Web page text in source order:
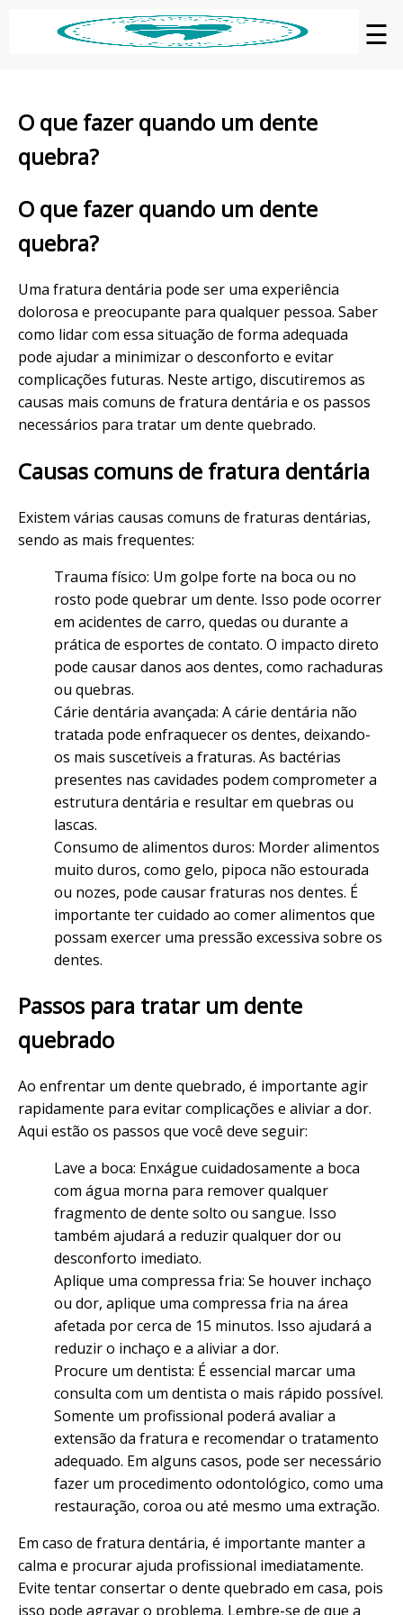
☰
O que fazer quando um dente
quebra?
O que fazer quando um dente
quebra?
Uma fratura dentária pode ser uma experiência
dolorosa e preocupante para qualquer pessoa. Saber
como lidar com essa situação de forma adequada
pode ajudar a minimizar o desconforto e evitar
complicações futuras. Neste artigo, discutiremos as
causas mais comuns de fratura dentária e os passos
necessários para tratar um dente quebrado.
Causas comuns de fratura dentária
Existem várias causas comuns de fraturas dentárias,
sendo as mais frequentes:
Trauma físico: Um golpe forte na boca ou no
rosto pode quebrar um dente. Isso pode ocorrer
em acidentes de carro, quedas ou durante a
prática de esportes de contato. O impacto direto
pode causar danos aos dentes, como rachaduras
ou quebras.
Cárie dentária avançada: A cárie dentária não
tratada pode enfraquecer os dentes, deixando-
os mais suscetíveis a fraturas. As bactérias
presentes nas cavidades podem comprometer a
estrutura dentária e resultar em quebras ou
lascas.
Consumo de alimentos duros: Morder alimentos
muito duros, como gelo, pipoca não estourada
ou nozes, pode causar fraturas nos dentes. É
importante ter cuidado ao comer alimentos que
possam exercer uma pressão excessiva sobre os
dentes.
Passos para tratar um dente
quebrado
Ao enfrentar um dente quebrado, é importante agir
rapidamente para evitar complicações e aliviar a dor.
Aqui estão os passos que você deve seguir:
Lave a boca: Enxágue cuidadosamente a boca
com água morna para remover qualquer
fragmento de dente solto ou sangue. Isso
também ajudará a reduzir qualquer dor ou
desconforto imediato.
Aplique uma compressa fria: Se houver inchaço
ou dor, aplique uma compressa fria na área
afetada por cerca de 15 minutos. Isso ajudará a
reduzir o inchaço e a aliviar a dor.
Procure um dentista: É essencial marcar uma
consulta com um dentista o mais rápido possível.
Somente um profissional poderá avaliar a
extensão da fratura e recomendar o tratamento
adequado. Em alguns casos, pode ser necessário
fazer um procedimento odontológico, como uma
restauração, coroa ou até mesmo uma extração.
Em caso de fratura dentária, é importante manter a
calma e procurar ajuda profissional imediatamente.
Evite tentar consertar o dente quebrado em casa, pois
isso pode agravar o problema. Lembre-se de que a